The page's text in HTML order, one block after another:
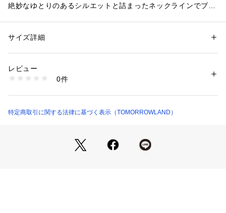
絶妙なゆとりのあるシルエットと詰まったネックラインでブラ
らのスタイリングも好相性。
シーズンやトレンド問わずお召しいただける、大人のカジュア
ルスタイルにぴったりのアイテム。
さい
店舗にお問い合わせの際は、下記の商品番号をお申し付けくだ
性別：レディース
素材：コットン100％
洗濯：手洗い、漂白不可、タンブル乾燥不可、自然乾燥、アイロン仕上げ
可、ドライ可、ウエットクリーニング可
商品番号：1095000014118 （モール）
サイズ詳細
レビュー
0件
特定商取引に関する法律に基づく表示（TOMORROWLAND）